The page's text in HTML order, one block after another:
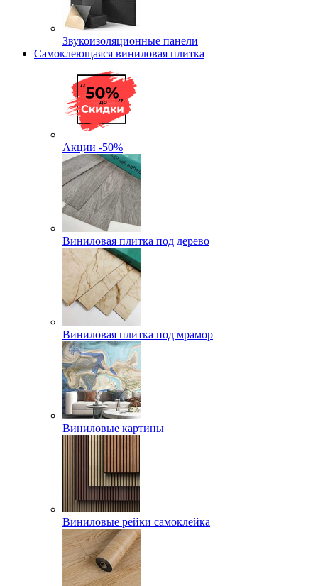
Звукоизоляционные панели
Самоклеющаяся виниловая плитка
Акции -50%
Виниловая плитка под дерево
Виниловая плитка под мрамор
Виниловые картины
Виниловые рейки самоклейка